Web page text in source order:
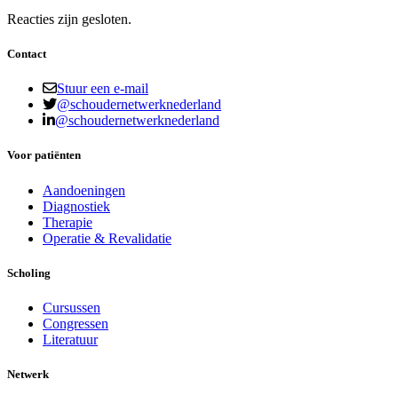
Reacties zijn gesloten.
Contact
Stuur een e-mail
@schoudernetwerknederland
@schoudernetwerknederland
Voor patiënten
Aandoeningen
Diagnostiek
Therapie
Operatie & Revalidatie
Scholing
Cursussen
Congressen
Literatuur
Netwerk